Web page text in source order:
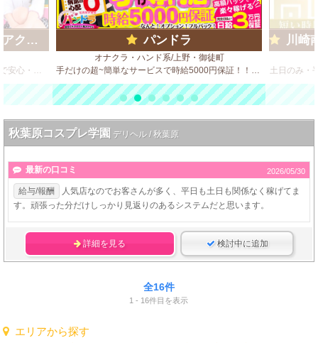
ープ) パンドラ
オナクラ・ハンド系/上野・御徒町
川崎
土日のみ・
秋葉原コスプレ学園 デリヘル / 秋葉原
最新の口コミ 2026/05/30
給与/報酬
人気店なのでお客さんが多く、平日も土日も関係なく稼げてま
す。頑張った分だけしっかり見返りのあるシステムだと思います。
詳細を見る 検討中に追加
全16件
1 - 16件目を表示
エリアから探す